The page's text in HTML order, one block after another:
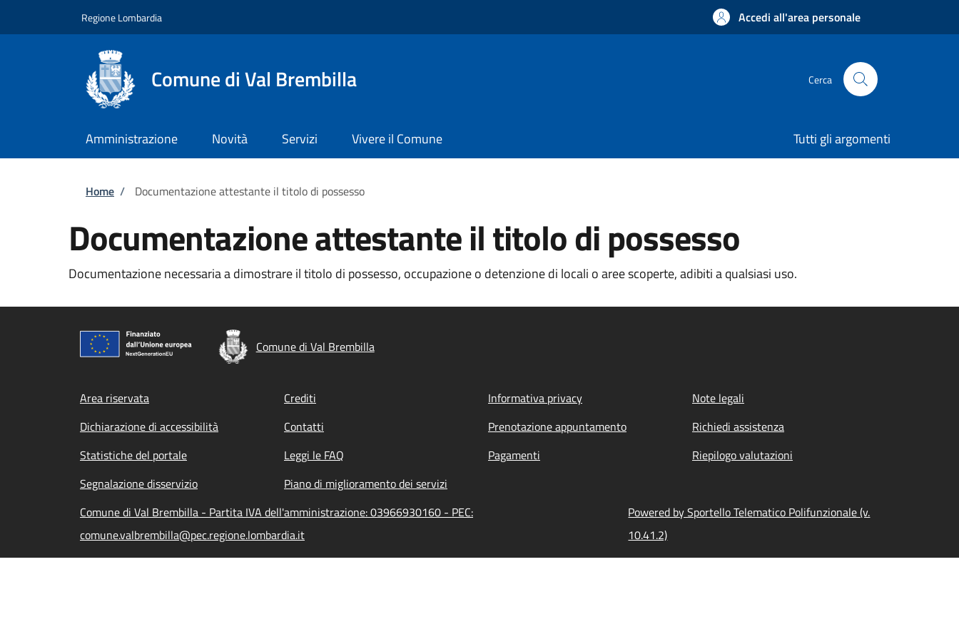
Regione Lombardia Accedi all'area personale
Comune di Val Brembilla Cerca
Amministrazione Novità Servizi Vivere il Comune Tutti gli argomenti
Briciole di pane
Home / Documentazione attestante il titolo di possesso
Documentazione attestante il titolo di possesso
Documentazione necessaria a dimostrare il titolo di possesso, occupazione o detenzione di locali o aree scoperte, adibiti a qualsiasi uso.
Comune di Val Brembilla
Footer menu
Area riservata Crediti Informativa privacy
Note legali
Dichiarazione di accessibilità
Contatti Prenotazione appuntamento
Richiedi assistenza
Statistiche del portale
Leggi le FAQ Pagamenti
Riepilogo valutazioni
Segnalazione disservizio
Piano di miglioramento dei servizi
Comune di Val Brembilla - Partita IVA dell'amministrazione: 03966930160 - PEC:
comune.valbrembilla@pec.regione.lombardia.it
Powered by Sportello Telematico Polifunzionale (v.
10.41.2)